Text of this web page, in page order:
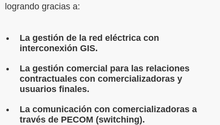
logrando gracias a:
La gestión de la red eléctrica con
interconexión GIS.
La gestión comercial para las relaciones
contractuales con comercializadoras y
usuarios finales.
La comunicación con comercializadoras a
través de PECOM (switching).